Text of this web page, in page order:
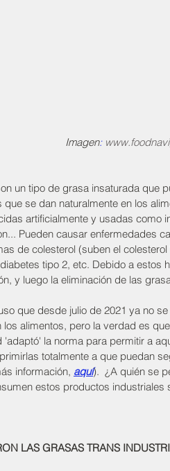
Imagen:
un tipo de grasa insaturada que
que se dan naturalmente en los
artificialmente y usadas como
Pueden causar enfermedades
de colesterol (suben el
tipo 2, etc. Debido a estos
y luego la eliminación de las
que desde julio de 2021 ya no
los alimentos, pero la verdad es
'adaptó' la norma para permitir a
totalmente a que puedan
información, aquí).  ¿A quién se
estos productos
LAS GRASAS TRANS